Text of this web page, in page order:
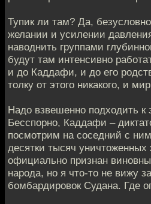
Тупик ли там? Да,
желании и усилении
наводнить группами
будут там интенсивно
и до Каддафи, и до его
толку от этого никакого, и
Надо взвешенно подходить к
Бесспорно, Каддафи –
посмотрим на соседний с
десятки тысяч уничтоженных
официально признан
народа, но я что-то не вижу
бомбардировок Судана. Где